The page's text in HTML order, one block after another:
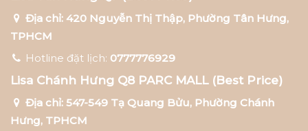
Địa chỉ: 420 Nguyễn Thị Thập, Phường Tân Hưng,
TPHCM
Hotline đặt lịch: 0777776929
Lisa Chánh Hưng Q8 PARC MALL (Best Price)
Địa chỉ: 547-549 Tạ Quang Bửu, Phường Chánh
Hưng, TPHCM